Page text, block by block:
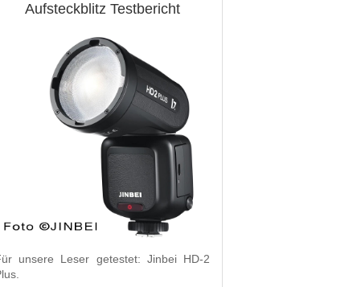
Aufsteckblitz Testbericht
unsere Leser getestet: Jinbei HD-2